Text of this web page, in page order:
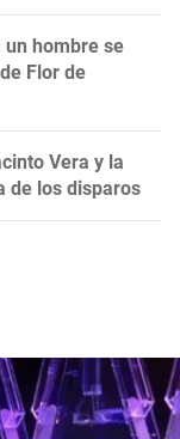
un hombre se
Flor de
Vera y la
de los disparos